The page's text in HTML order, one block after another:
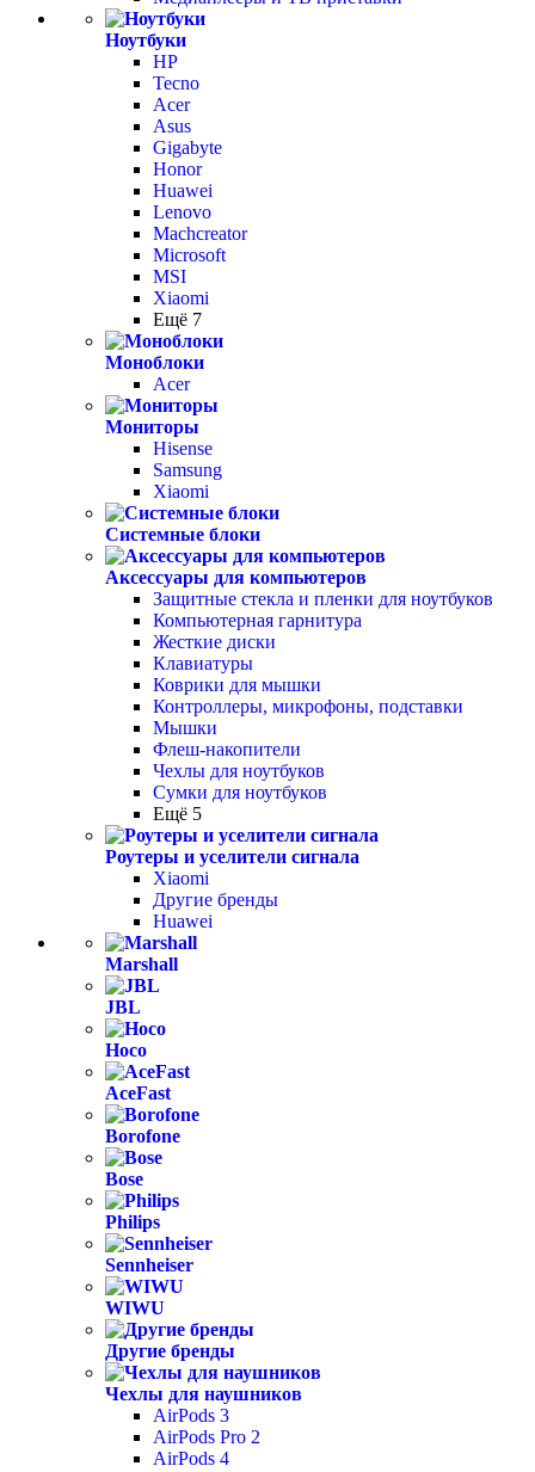
Ноутбуки
HP
Tecno
Acer
Asus
Gigabyte
Honor
Huawei
Lenovo
Machcreator
Microsoft
MSI
Xiaomi
Ещё 7
Моноблоки
Acer
Мониторы
Hisense
Samsung
Xiaomi
Системные блоки
Аксессуары для компьютеров
Защитные стекла и пленки для ноутбуков
Компьютерная гарнитура
Жесткие диски
Клавиатуры
Коврики для мышки
Контроллеры, микрофоны, подставки
Мышки
Флеш-накопители
Чехлы для ноутбуков
Сумки для ноутбуков
Ещё 5
Роутеры и уселители сигнала
Xiaomi
Другие бренды
Huawei
Marshall
JBL
Hoco
AceFast
Borofone
Bose
Philips
Sennheiser
WIWU
Другие бренды
Чехлы для наушников
AirPods 3
AirPods Pro 2
AirPods 4